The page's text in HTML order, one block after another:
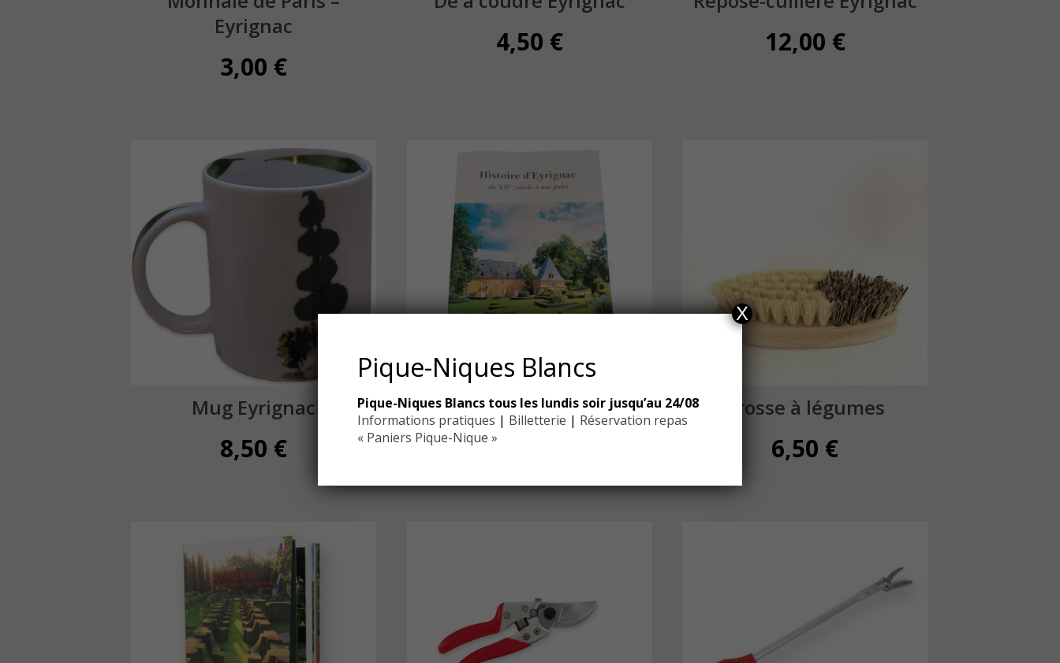
Eyrignac
3,00 €
4,50 € 12,00 €
Mug Eyrignac
8,50 €
Livre Histoire d’Eyrignac
40,00
Brosse à légumes
6,50 €
Pique-Niques Blancs
Pique-Niques Blancs tous les lundis soir jusqu’au 24/08
Informations pratiques | Billetterie | Réservation repas
« Paniers Pique-Nique »
X